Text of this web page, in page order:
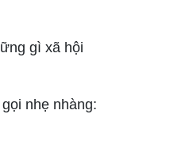
gì xã hội
nhẹ nhàng: